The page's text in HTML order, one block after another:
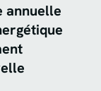
annuelle